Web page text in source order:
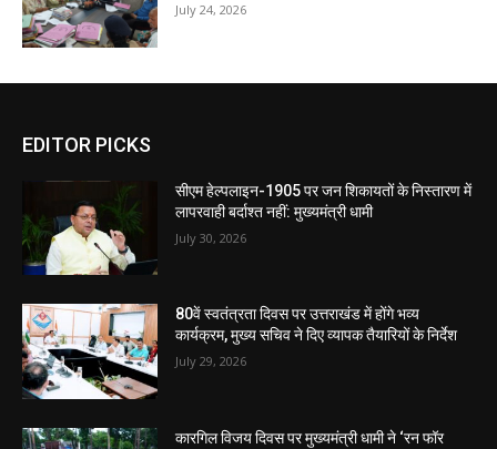
July 24, 2026
EDITOR PICKS
सीएम हेल्पलाइन-1905 पर जन शिकायतों के निस्तारण में
लापरवाही बर्दाश्त नहीं: मुख्यमंत्री धामी
July 30, 2026
80वें स्वतंत्रता दिवस पर उत्तराखंड में होंगे भव्य
कार्यक्रम, मुख्य सचिव ने दिए व्यापक तैयारियों के निर्देश
July 29, 2026
कारगिल विजय दिवस पर मुख्यमंत्री धामी ने ‘रन फॉर